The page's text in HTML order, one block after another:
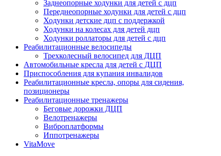
Заднеопорные ходунки для детей с дцп
Переднеопорные ходунки для детей с дцп
Ходунки детские дцп с поддержкой
Ходунки на колесах для детей дцп
Ходунки роллаторы для детей с дцп
Реабилитационные велосипеды
Трехколесный велосипед для ДЦП
Автомобильные кресла для детей с ДЦП
Приспособления для купания инвалидов
Реабилитационные кресла, опоры для сидения,
позиционеры
Реабилитационные тренажеры
Беговые дорожки ДЦП
Велотренажеры
Виброплатформы
Иппотренажеры
VitaMove